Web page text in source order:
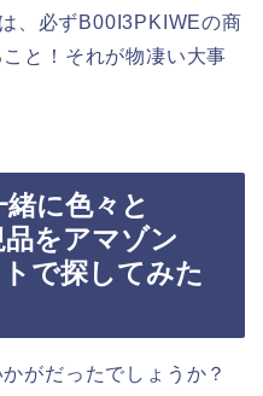
、必ずB00I3PKIWEの商
と！それが物凄い大事
緒に色々と
をアマゾン
で探してみた
がだったでしょうか？